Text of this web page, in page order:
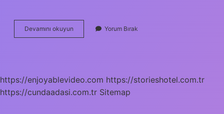
Devamını okuyun
Sıralı
Yorum Bırak
https://enjoyablevideo.com https://storieshotel.com.tr
https://cundaadasi.com.tr Sitemap